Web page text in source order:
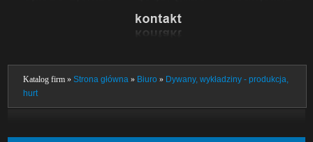
Katalog firm »Strona główna » Biuro » Dywany, wykładziny - produkcja,
hurt